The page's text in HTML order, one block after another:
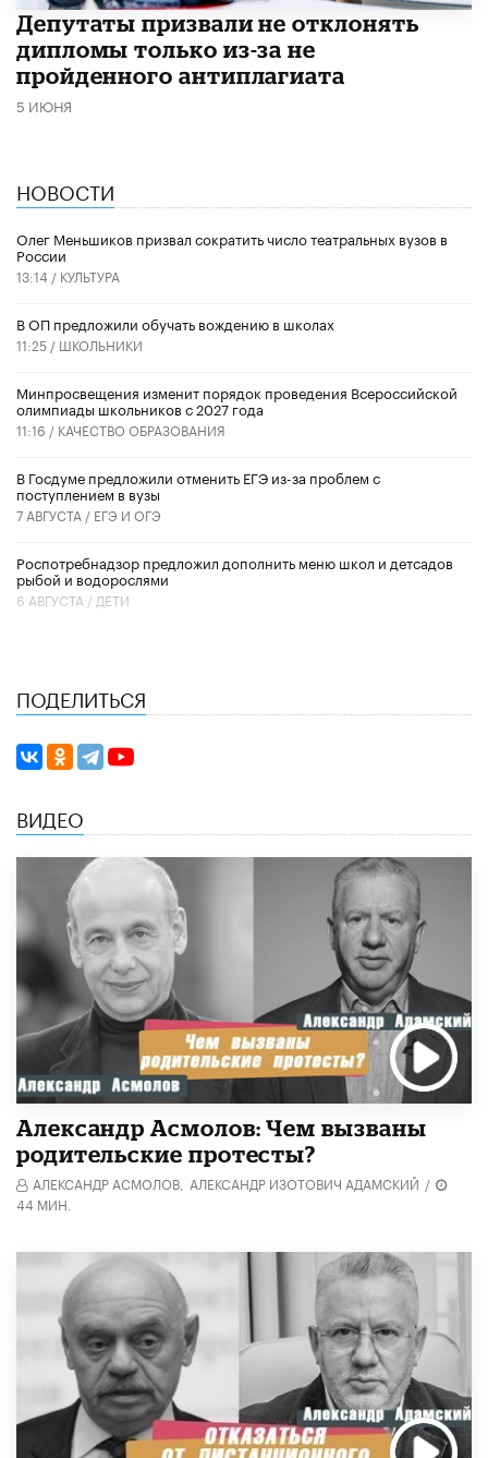
Депутаты призвали не отклонять
дипломы только из-за не
пройденного антиплагиата
5 ИЮНЯ
НОВОСТИ
Олег Меньшиков призвал сократить число театральных вузов в
России
13:14 / КУЛЬТУРА
В ОП предложили обучать вождению в школах
11:25 / ШКОЛЬНИКИ
Минпросвещения изменит порядок проведения Всероссийской
олимпиады школьников с 2027 года
11:16 / КАЧЕСТВО ОБРАЗОВАНИЯ
В Госдуме предложили отменить ЕГЭ из-за проблем с
поступлением в вузы
7 АВГУСТА / ЕГЭ И ОГЭ
Роспотребнадзор предложил дополнить меню школ и детсадов
рыбой и водорослями
6 АВГУСТА / ДЕТИ
ПОДЕЛИТЬСЯ
ВИДЕО
Александр Асмолов: Чем вызваны
родительские протесты?
АЛЕКСАНДР АСМОЛОВ, АЛЕКСАНДР ИЗОТОВИЧ АДАМСКИЙ /
44 МИН.